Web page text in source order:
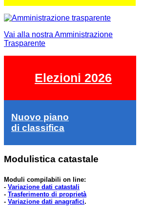
Vai alla nostra Amministrazione
Trasparente
Elezioni 2026
Nuovo piano
di classifica
Modulistica catastale
Moduli compilabili on line:
- Variazione dati catastali
- Trasferimento di proprietà
- Variazione dati anagrafici.